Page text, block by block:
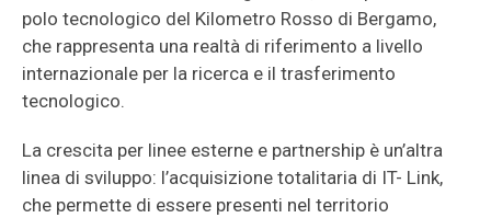
polo tecnologico del Kilometro Rosso di Bergamo,
che rappresenta una realtà di riferimento a livello
internazionale per la ricerca e il trasferimento
tecnologico.
La crescita per linee esterne e partnership è un’altra
linea di sviluppo: l’acquisizione totalitaria di IT- Link,
che permette di essere presenti nel territorio